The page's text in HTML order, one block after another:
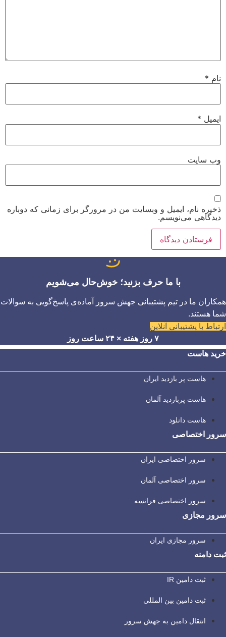
نام *
ایمیل *
وب‌ سایت
ذخیره نام، ایمیل و وبسایت من در مرورگر برای زمانی که دوباره
دیدگاهی می‌نویسم.
با ما حرف بزنید؛ خوش‌حال می‌شویم
همکاران ما در تیم پشتیبانی جهش سرور آماده‌ی پاسخ‌گویی به سوالات
شما هستند.
ارتباط با پشتیبانی آنلاین
۷ روز هفته × ۲۴ ساعت روز
خرید هاست
هاست پر بازدید ایران
هاست پربازدید آلمان
هاست دانلود
سرور اختصاصی
سرور اختصاصی ایران
سرور اختصاصی آلمان
سرور اختصاصی فرانسه
سرور مجازی
سرور مجازی ایران
ثبت دامنه
ثبت دامین IR
ثبت دامین بین المللی
انتقال دامین به جهش سرور